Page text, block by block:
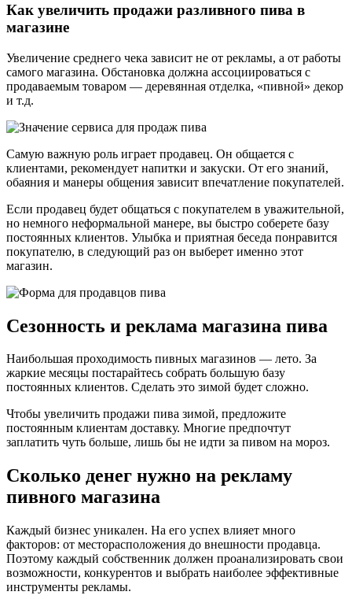
Как увеличить продажи разливного пива в
магазине
Увеличение среднего чека зависит не от рекламы, а от работы
самого магазина. Обстановка должна ассоциироваться с
продаваемым товаром — деревянная отделка, «пивной» декор
и т.д.
Самую важную роль играет продавец. Он общается с
клиентами, рекомендует напитки и закуски. От его знаний,
обаяния и манеры общения зависит впечатление покупателей.
Если продавец будет общаться с покупателем в уважительной,
но немного неформальной манере, вы быстро соберете базу
постоянных клиентов. Улыбка и приятная беседа понравится
покупателю, в следующий раз он выберет именно этот
магазин.
Сезонность и реклама магазина пива
Наибольшая проходимость пивных магазинов — лето. За
жаркие месяцы постарайтесь собрать большую базу
постоянных клиентов. Сделать это зимой будет сложно.
Чтобы увеличить продажи пива зимой, предложите
постоянным клиентам доставку. Многие предпочтут
заплатить чуть больше, лишь бы не идти за пивом на мороз.
Сколько денег нужно на рекламу
пивного магазина
Каждый бизнес уникален. На его успех влияет много
факторов: от месторасположения до внешности продавца.
Поэтому каждый собственник должен проанализировать свои
возможности, конкурентов и выбрать наиболее эффективные
инструменты рекламы.